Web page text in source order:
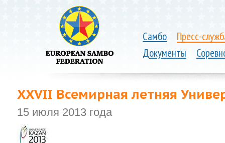
Самбо
Пресс-
Документы
XXVII Всемирная летняя
15 июля 2013 года